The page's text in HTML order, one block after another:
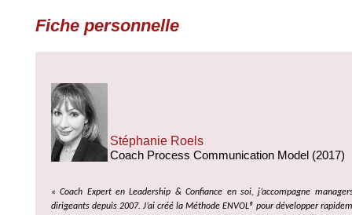
Fiche personnelle
Stéphanie Roels
Coach Process Communication Model (2017)
« Coach Expert en Leadership & Confiance en soi, j’accompagne
dirigeants depuis 2007. J’ai créé la Méthode ENVOL® pour développer